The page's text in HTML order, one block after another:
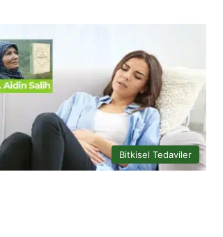
Bitkisel Tedaviler